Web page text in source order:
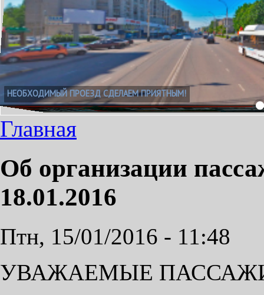
НЕОБХОДИМЫЙ ПРОЕЗД СДЕЛАЕМ ПРИЯТНЫМ!
Главная
Об организации
18.01.2016
Птн, 15/01/2016 - 11:48
УВАЖАЕМЫЕ